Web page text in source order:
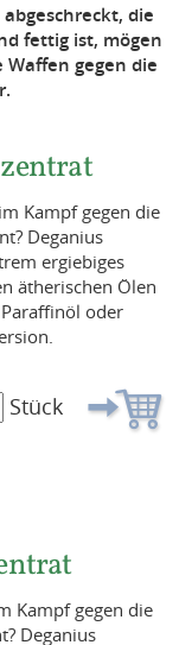
die
fettig ist, mögen
gegen die
Kampf gegen die
Deganius
ergiebiges
ätherischen Ölen
oder
Stück
Kampf gegen die
Deganius